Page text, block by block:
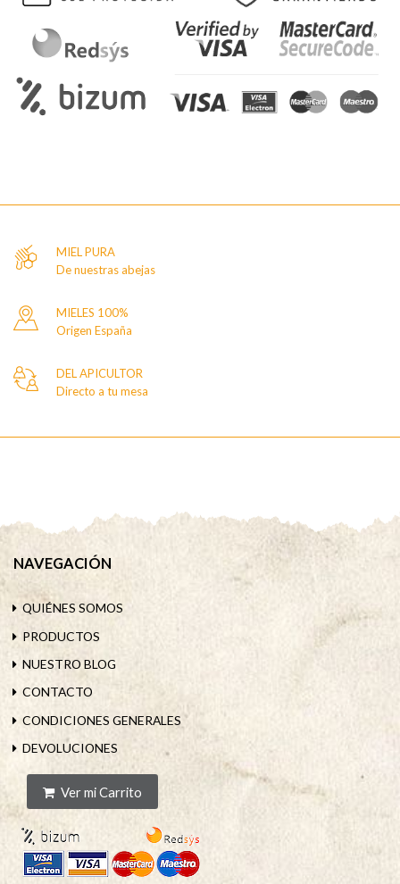
MIEL PURA
De nuestras abejas
MIELES 100%
Origen España
DEL APICULTOR
Directo a tu mesa
NAVEGACIÓN
QUIÉNES SOMOS
PRODUCTOS
NUESTRO BLOG
CONTACTO
CONDICIONES GENERALES
DEVOLUCIONES
Ver mi Carrito